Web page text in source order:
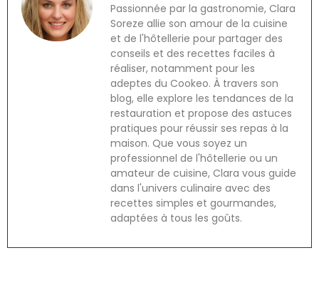
Passionnée par la gastronomie, Clara
Soreze allie son amour de la cuisine
et de l'hôtellerie pour partager des
conseils et des recettes faciles à
réaliser, notamment pour les
adeptes du Cookeo. À travers son
blog, elle explore les tendances de la
restauration et propose des astuces
pratiques pour réussir ses repas à la
maison. Que vous soyez un
professionnel de l'hôtellerie ou un
amateur de cuisine, Clara vous guide
dans l'univers culinaire avec des
recettes simples et gourmandes,
adaptées à tous les goûts.